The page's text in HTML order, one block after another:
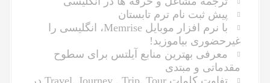
پیش ثبت نام ترم تابستان
با نرم افزار موبایل Memrise، انگلیسی را
غیرحضوری بیاموزید!
معرفى بهترین منابع آیلتس براى سطوح
مقدماتى و مبتدى